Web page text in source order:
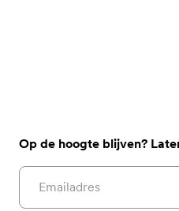
Op de hoogte blijven?
Email address